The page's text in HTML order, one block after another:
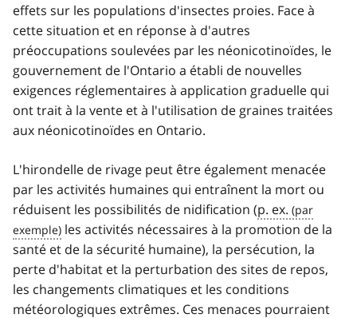
effets sur les populations d'insectes proies. Face à
cette situation et en réponse à d'autres
préoccupations soulevées par les néonicotinoïdes, le
gouvernement de l'Ontario a établi de nouvelles
exigences réglementaires à application graduelle qui
ont trait à la vente et à l'utilisation de graines traitées
aux néonicotinoïdes en Ontario.
L'hirondelle de rivage peut être également menacée
par les activités humaines qui entraînent la mort ou
réduisent les possibilités de nidification (p. ex.
les activités nécessaires à la promotion de la
santé et de la sécurité humaine), la persécution, la
perte d'habitat et la perturbation des sites de repos,
les changements climatiques et les conditions
météorologiques extrêmes. Ces menaces pourraient